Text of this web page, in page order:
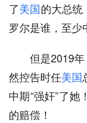
了美国的大总
罗尔是谁，至少
但是2019
然控告时任美国
中期“强奸”了
的赔偿！